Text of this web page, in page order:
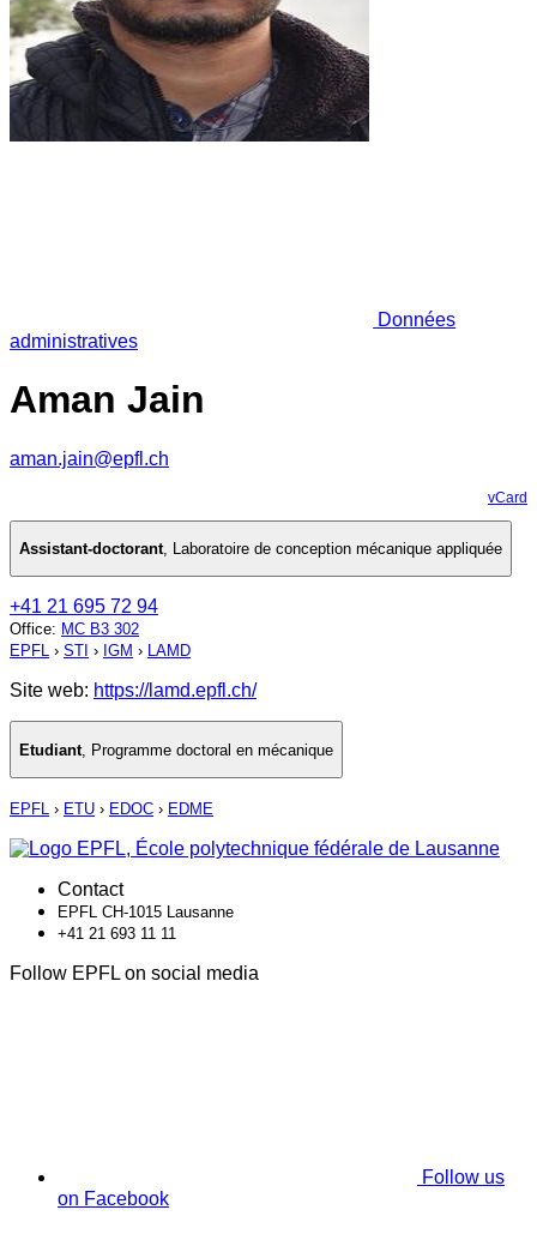
Données
administratives
Aman Jain
aman.jain@epfl.ch
vCard
Assistant-doctorant, Laboratoire de conception mécanique appliquée
+41 21 695 72 94
Office: MC B3 302
EPFL › STI › IGM › LAMD
Site web: https://lamd.epfl.ch/
Etudiant Programme doctoral en mécanique
EPFL › ETU › EDOC › EDME
Contact
EPFL CH-1015 Lausanne
+41 21 693 11 11
Follow EPFL on social media
Follow us
on Facebook